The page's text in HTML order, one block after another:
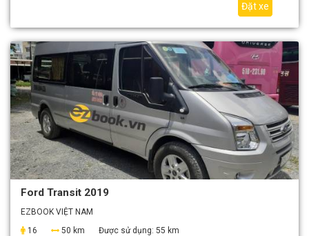
Đặt xe
Ford Transit 2019
EZBOOK VIỆT NAM
16
50 km Được sử dụng: 55 km